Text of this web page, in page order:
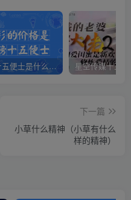
九磅十五便士是什么意思（九磅十五便士是什么梗）
下一篇
小草什么精神（小草有什么
样的精神）